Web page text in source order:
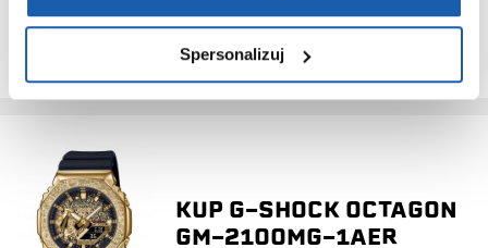
Spersonalizuj
FORMULARZ KONTAKTOWY
KUP G-SHOCK OCTAGON
GM-2100MG-1AER